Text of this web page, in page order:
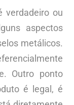
verdadeiro ou
aspectos
metálicos.
Outro ponto
é legal, é